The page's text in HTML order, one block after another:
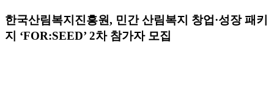
한국산림복지진흥원, 민간 산림복지 창업·성장 패키
지 ‘FOR:SEED’ 2차 참가자 모집